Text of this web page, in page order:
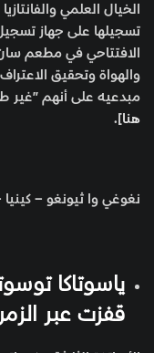
الخيال العلمي
تسجيلها على جهاز
الافتتاحي في مطعم
والهواة وتحقيق
مبدعيه على أنهم ”غير
هنا].
نغوغي وا ثيونغو – كينيا –
ياسوتاكا
قفزت عبر الزمن